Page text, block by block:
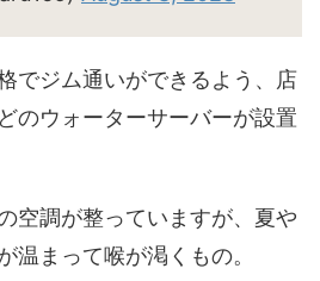
でジム通いができるよう、店
のウォーターサーバーが設置
空調が整っていますが、夏や
温まって喉が渇くもの。